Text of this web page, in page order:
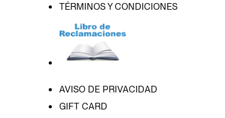
TÉRMINOS Y CONDICIONES
AVISO DE PRIVACIDAD
GIFT CARD